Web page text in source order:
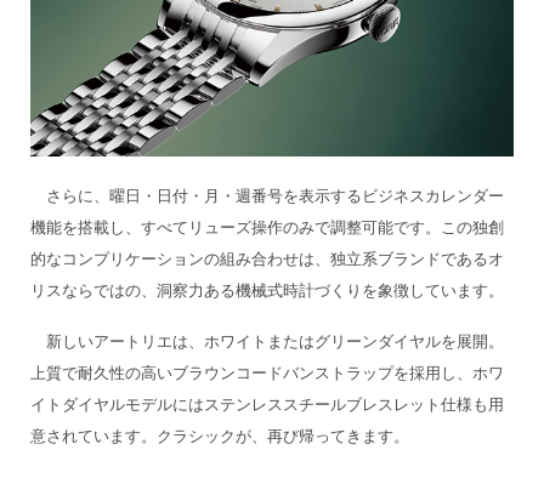
さらに、曜日・日付・月・週番号を表示するビジネスカレンダー
機能を搭載し、すべてリューズ操作のみで調整可能です。この独創
的なコンプリケーションの組み合わせは、独立系ブランドであるオ
リスならではの、洞察力ある機械式時計づくりを象徴しています。
新しいアートリエは、ホワイトまたはグリーンダイヤルを展開。
上質で耐久性の高いブラウンコードバンストラップを採用し、ホワ
イトダイヤルモデルにはステンレススチールブレスレット仕様も用
意されています。クラシックが、再び帰ってきます。